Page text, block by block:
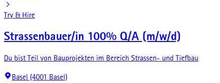
Try & Hire
Strassenbauer/in 100% Q/A (m/w/d)
Du bist Teil von Bauprojekten im Bereich Strassen- und Tiefbau
Basel (4001 Basel)